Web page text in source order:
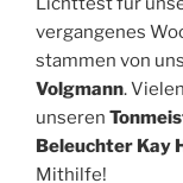
vergangenes
stammen von
Volgmann.
unseren
Beleuchter Kay
Mithilfe!